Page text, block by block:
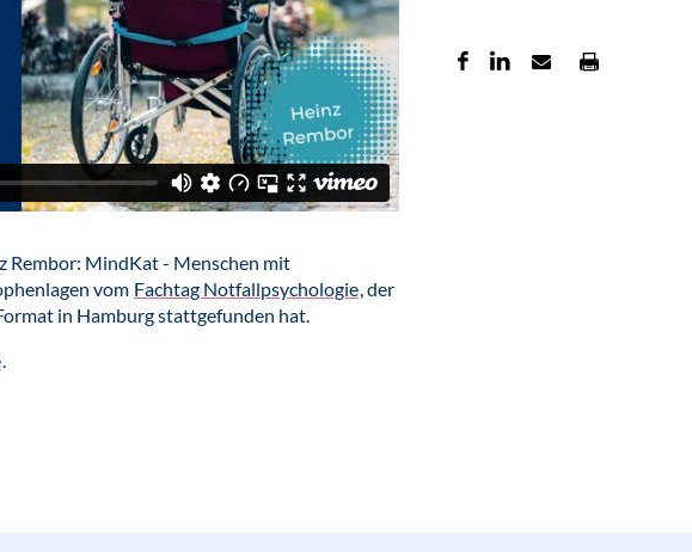
Rembor: MindKat - Menschen mit
vom Fachtag Notfallpsychologie , der
in Hamburg stattgefunden hat.